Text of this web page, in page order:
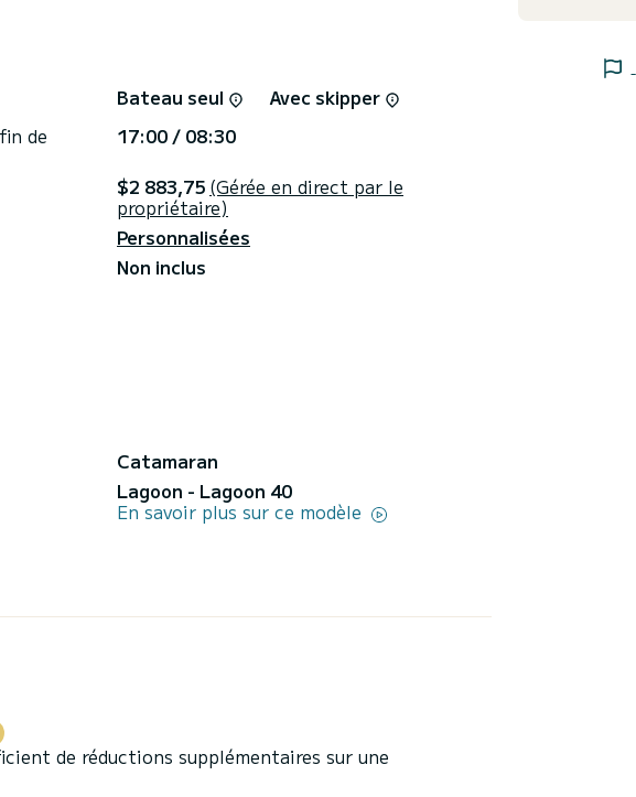
Réfrigérateur extérieur, Plancha, Haut-parleurs
de devis directement via la plateforme, nous
Bateau seul
Avec skipper
de
17:00 / 08:30
$2 883,75 (Gérée en direct par le
propriétaire)
Personnalisées
Non inclus
Catamaran
Lagoon - Lagoon 40
En savoir plus sur ce modèle
de réductions supplémentaires sur une